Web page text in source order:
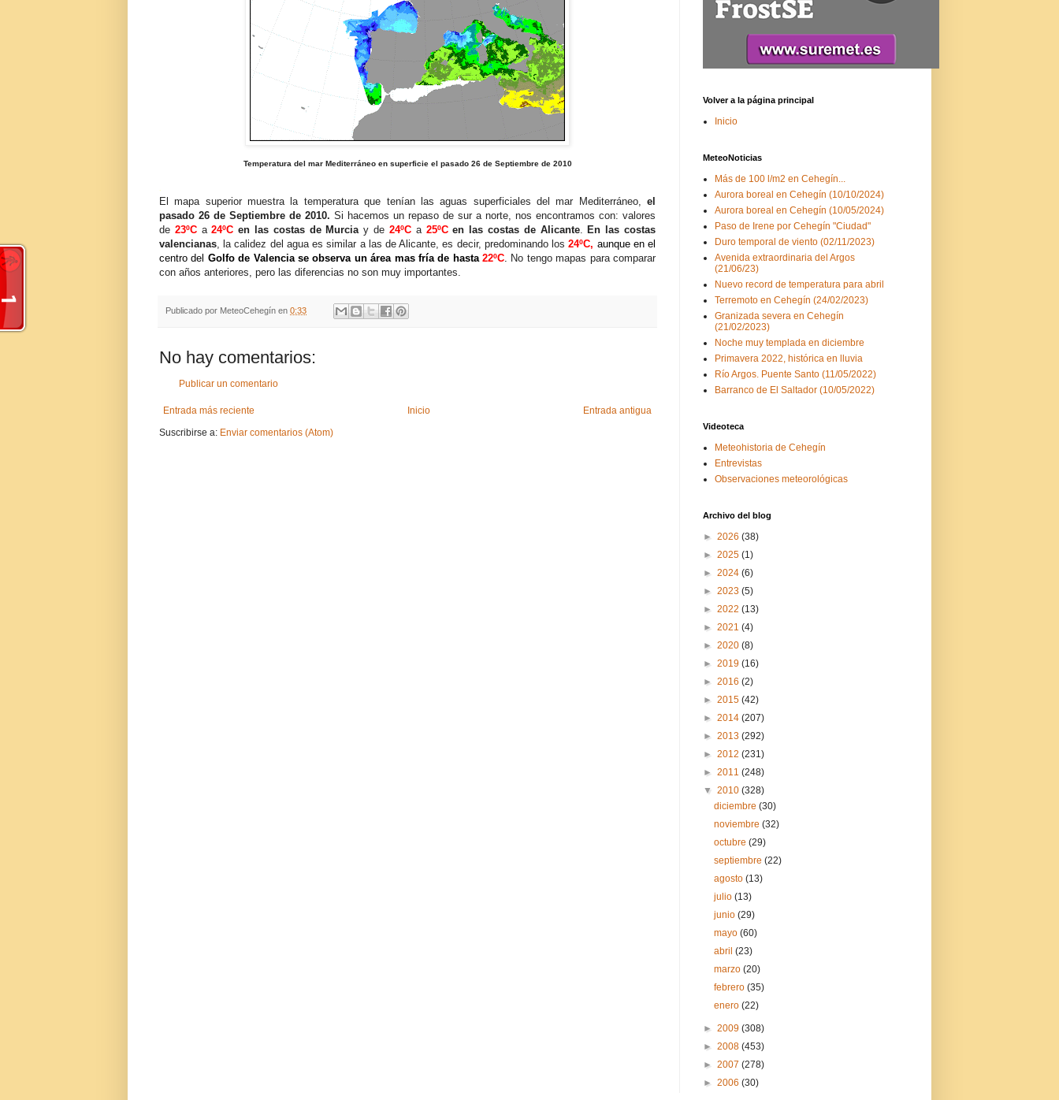
Temperatura del mar Mediterráneo en superficie el pasado 26 de Septiembre de 2010
El mapa superior muestra la temperatura que tenían las aguas superficiales del mar Mediterráneo, el
pasado 26 de Septiembre de 2010. Si hacemos un repaso de sur a norte, nos encontramos con: valores
de 23ºCa24ºC en las costas de Murciay de 24ºCa 25ºC en las costas de Alicante. En las costas
valencianas, la calidez del agua es similar a las de Alicante, es decir, predominando los24ºC, aunque en el
centro del Golfo de Valencia se observa un área mas fría de hasta 22ºC. No tengo mapas para comparar
con años anteriores, pero las diferencias no son muy importantes.
Publicado por MeteoCehegín en 0:33
No hay comentarios:
Publicar un comentario
Entrada más reciente Entrada antigua
Inicio
Suscribirse a: Enviar comentarios (Atom)
Volver a la página principal
Inicio
MeteoNoticias
Más de 100 l/m2 en Cehegín...
Aurora boreal en Cehegín (10/10/2024)
Aurora boreal en Cehegín (10/05/2024)
Paso de Irene por Cehegín "Ciudad"
Duro temporal de viento (02/11/2023)
Avenida extraordinaria del Argos
(21/06/23)
Nuevo record de temperatura para abril
Terremoto en Cehegín (24/02/2023)
Granizada severa en Cehegín
(21/02/2023)
Noche muy templada en diciembre
Primavera 2022, histórica en lluvia
Río Argos. Puente Santo (11/05/2022)
Barranco de El Saltador (10/05/2022)
Videoteca
Meteohistoria de Cehegín
Entrevistas
Observaciones meteorológicas
Archivo del blog
► 2026 (38)
► 2025 (1)
► 2024 (6)
► 2023 (5)
► 2022 (13)
► 2021 (4)
► 2020 (8)
► 2019 (16)
► 2016 (2)
► 2015 (42)
► 2014 (207)
► 2013 (292)
► 2012 (231)
► 2011 (248)
▼ 2010 (328)
diciembre(30)
noviembre(32)
octubre(29)
septiembre(22)
agosto(13)
julio(13)
junio(29)
mayo(60)
abril(23)
marzo(20)
febrero(35)
enero(22)
► 2009 (308)
► 2008 (453)
► 2007 (278)
► 2006 (30)